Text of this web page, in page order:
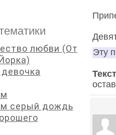
Эту
любви (От
серый дождь